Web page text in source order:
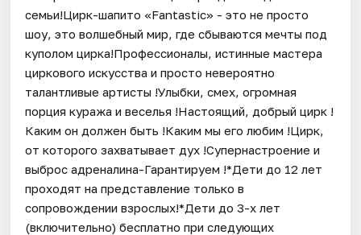
семьи!Цирк-шапито «Fantastic» - это не просто
шоу, это волшебный мир, где сбываются мечты под
куполом цирка!Профессионалы, истинные мастера
циркового искусства и просто невероятно
талантливые артисты !Улыбки, смех, огромная
порция куража и веселья !Настоящий, добрый цирк !
Каким он должен быть !Каким мы его любим !Цирк,
от которого захватывает дух !Супернастроение и
выброс адреналина-Гарантируем !*Дети до 12 лет
проходят на представление только в
сопровождении взрослых!*Дети до 3-х лет
(включительно) бесплатно при следующих